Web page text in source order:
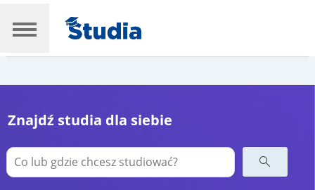
Znajdź studia dla siebie